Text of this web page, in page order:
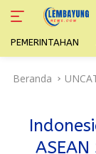
PEMERINTAHAN
Beranda